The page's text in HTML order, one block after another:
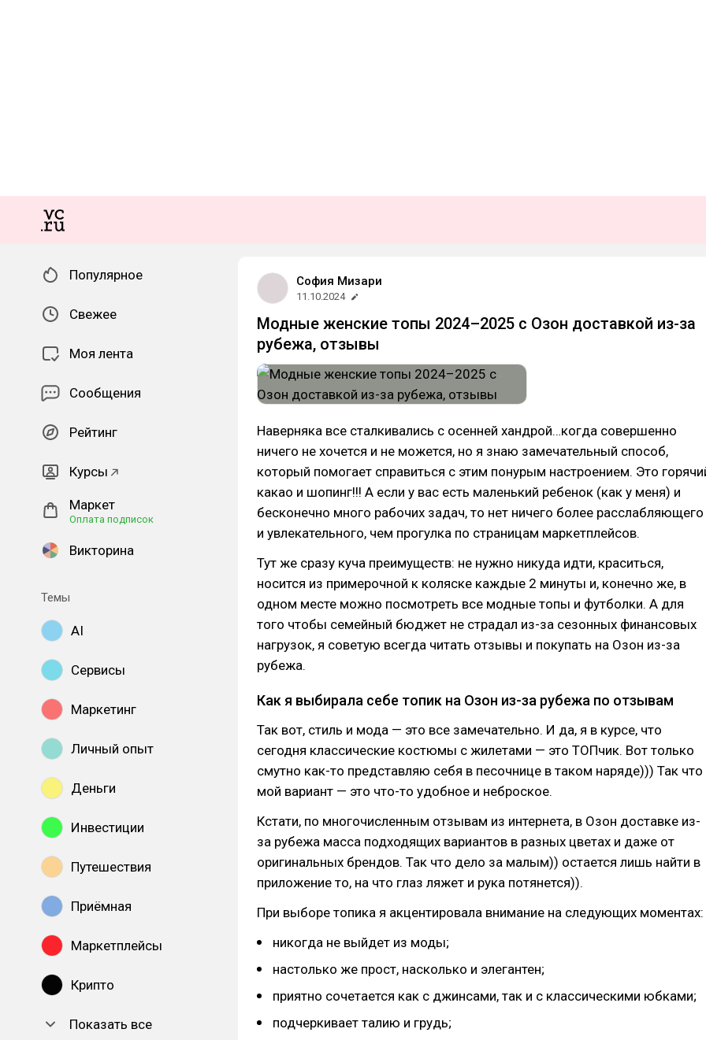
Популярное
Свежее
Моя лента
Сообщения
Рейтинг
Курсы
Маркет
Оплата подписок
Викторина
Темы
AI
Сервисы
Маркетинг
Личный опыт
Деньги
Инвестиции
Путешествия
Приёмная
Маркетплейсы
Крипто
Показать все
София Мизари
11.10.2024
Модные женские топы 2024–2025 с Озон доставкой из-за
рубежа, отзывы
Наверняка все сталкивались с осенней хандрой…когда совершенно
ничего не хочется и не можется, но я знаю замечательный способ,
который помогает справиться с этим понурым настроением. Это
какао и шопинг!!! А если у вас есть маленький ребенок (как у меня) и
бесконечно много рабочих задач, то нет ничего более расслабляющего
и увлекательного, чем прогулка по страницам маркетплейсов.
Тут же сразу куча преимуществ: не нужно никуда идти, краситься,
носится из примерочной к коляске каждые 2 минуты и, конечно же, в
одном месте можно посмотреть все модные топы и футболки. А для
того чтобы семейный бюджет не страдал из-за сезонных финансовых
нагрузок, я советую всегда читать отзывы и покупать на Озон из-за
рубежа.
Как я выбирала себе топик на Озон из-за рубежа по отзывам
Так вот, стиль и мода — это все замечательно. И да, я в курсе, что
сегодня классические костюмы с жилетами — это ТОПчик. Вот только
смутно как-то представляю себя в песочнице в таком наряде))) Так что
мой вариант — это что-то удобное и неброское.
Кстати, по многочисленным отзывам из интернета, в Озон доставке из-
за рубежа масса подходящих вариантов в разных цветах и даже от
оригинальных брендов. Так что дело за малым)) остается лишь найти в
приложение то, на что глаз ляжет и рука потянется)).
При выборе топика я акцентировала внимание на следующих моментах:
никогда не выйдет из моды;
настолько же прост, насколько и элегантен;
приятно сочетается как с джинсами, так и с классическими юбками;
подчеркивает талию и грудь;